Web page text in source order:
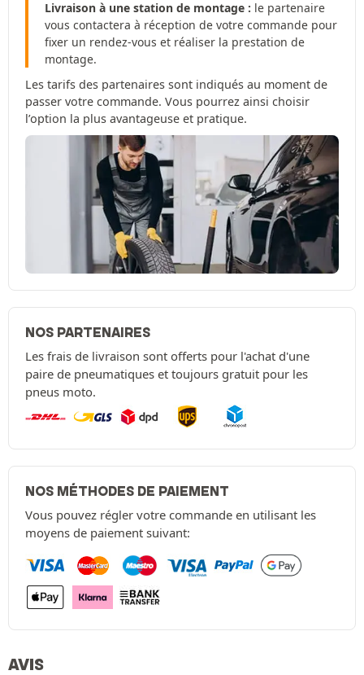
Livraison à une station de montage : le partenaire
vous contactera à réception de votre commande pour
fixer un rendez-vous et réaliser la prestation de
montage.
Les tarifs des partenaires sont indiqués au moment de
passer votre commande. Vous pourrez ainsi choisir
l’option la plus avantageuse et pratique.
NOS PARTENAIRES
Les frais de livraison sont offerts pour l'achat d'une
paire de pneumatiques et toujours gratuit pour les
pneus moto.
NOS MÉTHODES DE PAIEMENT
Vous pouvez régler votre commande en utilisant les
moyens de paiement suivant:
AVIS